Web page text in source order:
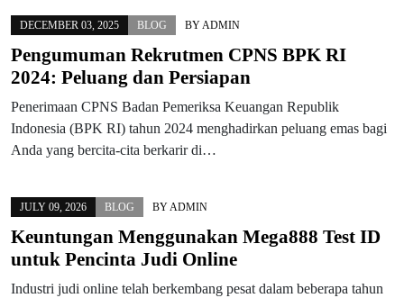
DECEMBER 03, 2025 BLOG BY ADMIN
Pengumuman Rekrutmen CPNS BPK RI
2024: Peluang dan Persiapan
Penerimaan CPNS Badan Pemeriksa Keuangan Republik
Indonesia (BPK RI) tahun 2024 menghadirkan peluang emas bagi
Anda yang bercita-cita berkarir di…
JULY 09, 2026 BLOG BY ADMIN
Keuntungan Menggunakan Mega888 Test ID
untuk Pencinta Judi Online
Industri judi online telah berkembang pesat dalam beberapa tahun